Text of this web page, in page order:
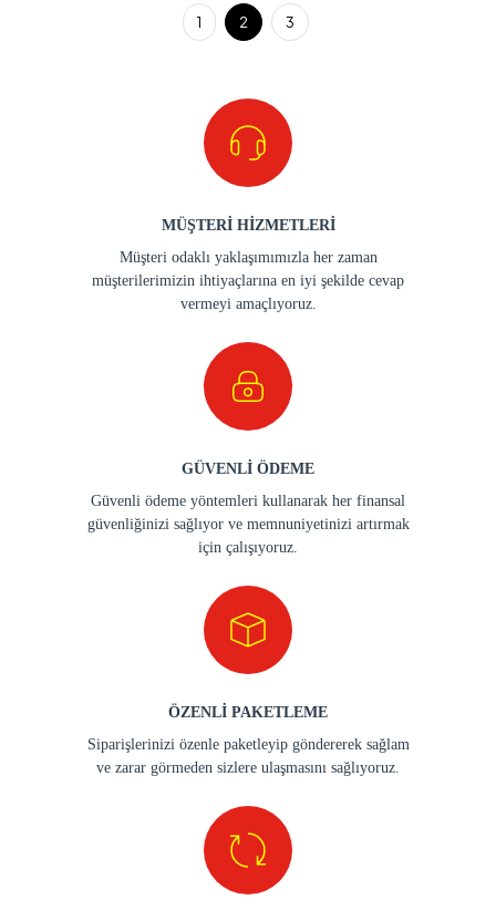
1 2 3
MÜŞTERİ HİZMETLERİ
Müşteri odaklı yaklaşımımızla her zaman
müşterilerimizin ihtiyaçlarına en iyi şekilde cevap
vermeyi amaçlıyoruz.
GÜVENLİ ÖDEME
Güvenli ödeme yöntemleri kullanarak her finansal
güvenliğinizi sağlıyor ve memnuniyetinizi artırmak
için çalışıyoruz.
ÖZENLİ PAKETLEME
Siparişlerinizi özenle paketleyip göndererek sağlam
ve zarar görmeden sizlere ulaşmasını sağlıyoruz.